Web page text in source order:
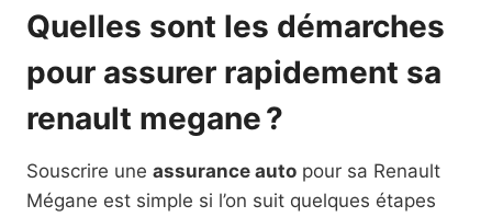
Quelles sont les démarches
pour assurer rapidement sa
renault megane ?
Souscrire une assurance auto pour sa Renault
Mégane est simple si l’on suit quelques étapes